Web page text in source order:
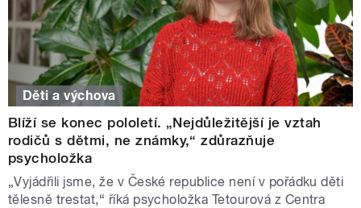
Děti a výchova
Blíží se konec pololetí. „Nejdůležitější je vztah
rodičů s dětmi, ne známky,“ zdůrazňuje
psycholožka
„Vyjádřili jsme, že v České republice není v pořádku děti
tělesně trestat,“ říká psycholožka Tetourová z Centra